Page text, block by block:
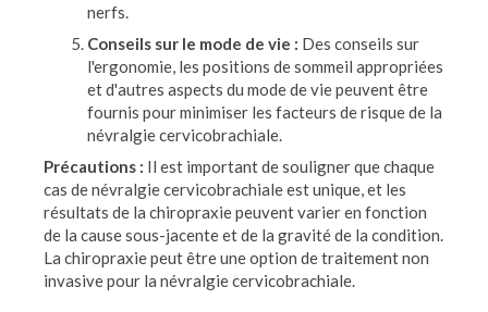
nerfs.
Conseils sur le mode de vie : Des conseils sur
l'ergonomie, les positions de sommeil appropriées
et d'autres aspects du mode de vie peuvent être
fournis pour minimiser les facteurs de risque de la
névralgie cervicobrachiale.
Précautions : Il est important de souligner que chaque
cas de névralgie cervicobrachiale est unique, et les
résultats de la chiropraxie peuvent varier en fonction
de la cause sous-jacente et de la gravité de la condition.
La chiropraxie peut être une option de traitement non
invasive pour la névralgie cervicobrachiale.